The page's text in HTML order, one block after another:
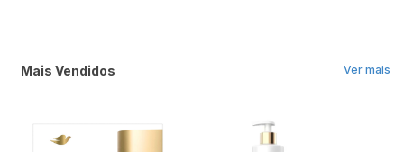
Ver mais
Mais Vendidos